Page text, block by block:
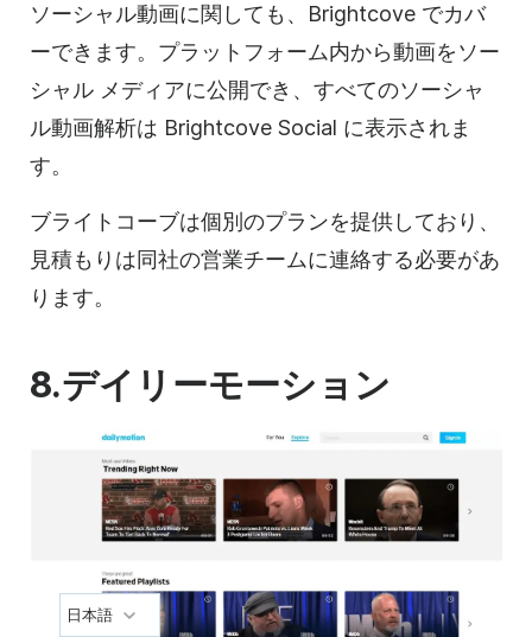
ソーシャル動画に関しても 、Brightcove でカバ
ーできます。プラットフォーム内から動画をソー
シャル メディアに公開でき、すべてのソーシャ
ル動画解析は Brightcove Social に表示されま
す。
ブライトコーブは個別のプランを提供しており、
見積もりは同社の営業チームに連絡する必要があ
ります。
8.デイリーモーション
日本語